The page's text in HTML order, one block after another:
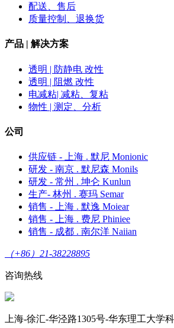
配送、售后
质量控制、退换货
产品 | 解决方案
透明 | 防静电 改性
透明 | 阻燃 改性
电减粘| 减粘、复粘
物性 | 测定、分析
公司
供应链 - 上海 . 默尼 Monionic
研发 - 南京 . 默尼森 Monils
研发 - 常州 . 坤仑 Kunlun
生产- 林州 . 赛玛 Semar
销售 - 上海 . 默逸 Moiear
销售 - 上海 . 费尼 Phiniee
销售 - 成都 . 南尔洋 Naiian
（+86）21-38228895
咨询热线
上海-徐汇-华泾路1305号-华东理工大学